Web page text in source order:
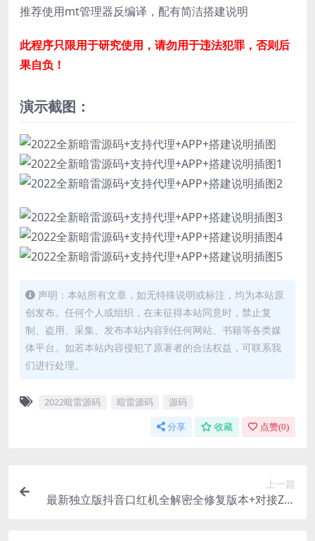
推荐使用mt管理器反编译，配有简洁搭建说明
此程序只限用于研究使用，请勿用于违法犯罪，否则后
果自负！
演示截图：
声明：本站所有文章，如无特殊说明或标注，均为本站原
创发布。任何个人或组织，在未征得本站同意时，禁止复
制、盗用、采集、发布本站内容到任何网站、书籍等各类媒
体平台。如若本站内容侵犯了原著者的合法权益，可联系我
们进行处理。
2022暗雷源码 暗雷源码 源码
分享 收藏 点赞(0)
上一篇
最新独立版抖音口红机全解密全修复版本+对接Z支